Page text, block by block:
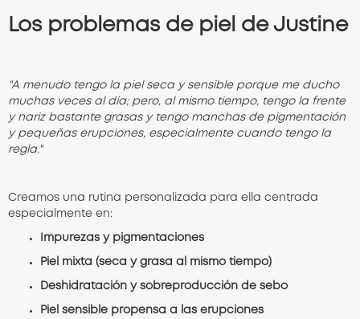
Los problemas de piel de Justine
"A menudo tengo la piel seca y sensible porque me ducho
muchas veces al día; pero, al mismo tiempo, tengo la frente
y nariz bastante grasas y tengo manchas de pigmentación
y pequeñas erupciones, especialmente cuando tengo la
regla."
Creamos una rutina personalizada para ella centrada
especialmente en:
Impurezas y pigmentaciones
Piel mixta (seca y grasa al mismo tiempo)
Deshidratación y sobreproducción de sebo
Piel sensible propensa a las erupciones